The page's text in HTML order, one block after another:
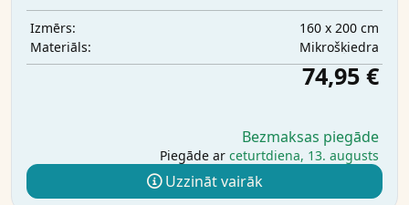
Izmērs:
160 x 200 cm
Materiāls:
Mikrošķiedra
74,95 €
Bezmaksas piegāde
Piegāde ar ceturtdiena, 13. augusts
Uzzināt vairāk